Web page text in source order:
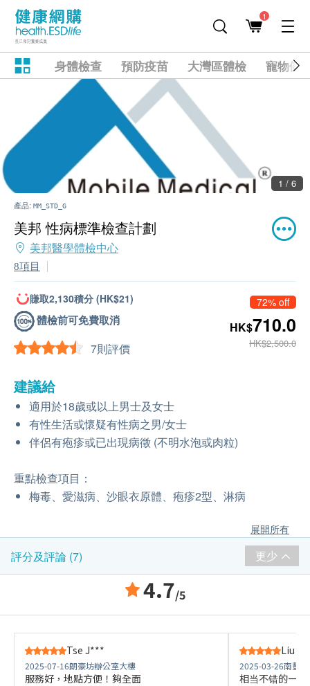
1
身體檢查 預防疫苗 大灣區體檢 寵物健
1 / 6
產品: MM_STD_G
美邦 性病標準檢查計劃
美邦醫學體檢中心
8項目
賺取2,130積分 (HK$21)
體檢前可免費取消
7則評價
72% off
HK$710.0
HK$2,500.0
建議給
適用於18歲或以上男士及女士
有性生活或懷疑有性病之男/女士
伴侶有疱疹或已出現病徵 (不明水泡或肉粒)
重點檢查項目：
梅毒、愛滋病、沙眼衣原體、疱疹2型、淋病
展開所有
評分及評論 (7) 更少
4.7/5
Tse J***
2025-07-16朗豪坊辦公室大樓
服務好，地點方便！夠全面
Liu
2025-03-26南豐
相当不错的一